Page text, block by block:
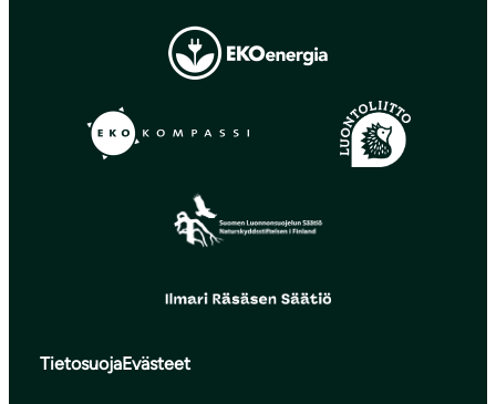
TietosuojaEvästeet